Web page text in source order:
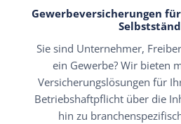
Gewerbeversicherungen
Sie sind Unternehmer,
ein Gewerbe? Wir bieten
Versicherungslösungen für
Betriebshaftpflicht über die
hin zu